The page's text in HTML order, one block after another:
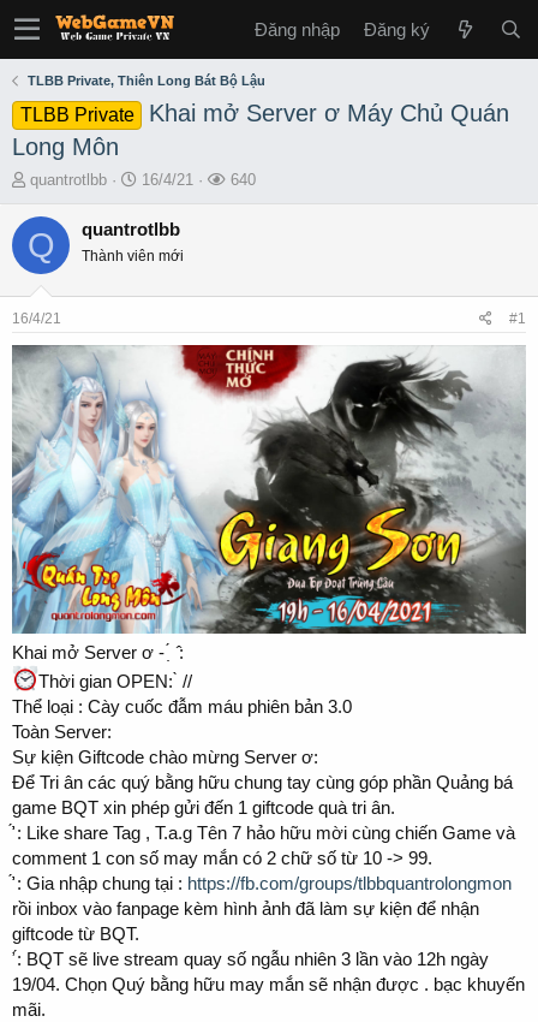
Đăng nhập Đăng ký
TLBB Private, Thiên Long Bát Bộ Lậu
TLBB Private
Khai mở Server ơ Máy Chủ Quán
Long Môn
T
r
e
s
a
t
e
quantrotlbb
S
a
t
e
16/4/21
L
640
Q quantrotlbb
Thành viên mới
16/4/21 #1
️️Khai mở Server ơ - ́ ̣ ̂️️:
Thời gian OPEN: ̀ //
Thể loại : Cày cuốc đẫm máu phiên bản 3.0
Toàn Server:
Sự kiện Giftcode chào mừng Server ơ:
Để Tri ân các quý bằng hữu chung tay cùng góp phần Quảng bá
game BQT xin phép gửi đến 1 giftcode quà tri ân.
̛̛́ : Like share Tag , T.a.g Tên 7 hảo hữu mời cùng chiến Game và
comment 1 con số may mắn có 2 chữ số từ 10 -> 99.
̛̛́ : Gia nhập chung tại : https://fb.com/groups/tlbbquantrolongmon
rồi inbox vào fanpage kèm hình ảnh đã làm sự kiện để nhận
giftcode từ BQT.
̛ ́: BQT sẽ live stream quay số ngẫu nhiên 3 lần vào 12h ngày
19/04. Chọn Quý bằng hữu may mắn sẽ nhận được . bạc khuyến
mãi.